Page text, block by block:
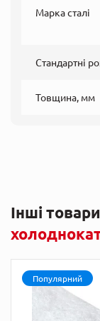
Марка сталі
Стандартні
Товщина, мм
Інші
Популярний